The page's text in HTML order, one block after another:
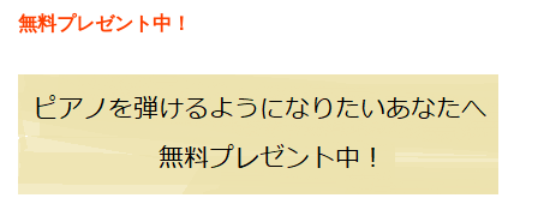
無料プレゼント中！